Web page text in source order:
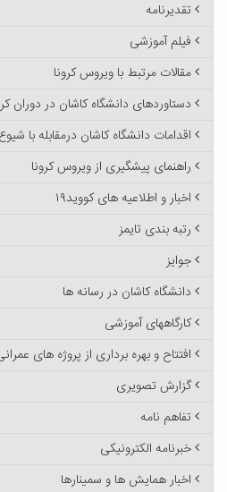
تقدیرنامه
فیلم آموزشی
مقالات مرتبط با ویروس کرونا
دستاوردهای دانشگاه کاشان در دوران
اقدامات دانشگاه کاشان درمقابله با
راهنمای پیشگیری از ویروس کرونا
اخبار و اطلاعیه های کووید۱۹
رتبه بندی تایمز
جوایز
دانشگاه کاشان در رسانه ها
کارگاههای آموزشی
افتتاح و بهره برداری از پروژه های
گزارش تصویری
تفاهم نامه
خبرنامه الکترونیکی
اخبار همایش ها و سمینارها